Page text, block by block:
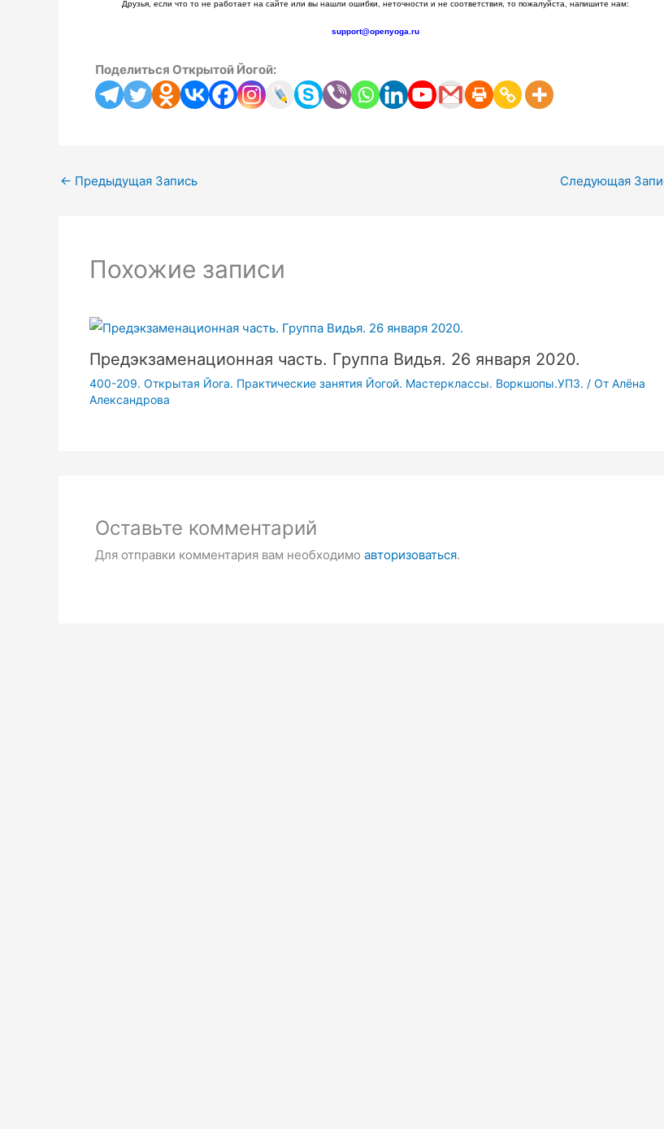
Друзья, если что то не работает на сайте или вы нашли ошибки, неточности и не соответствия, то пожалуйста, напишите нам:
support@openyoga.ru
Поделиться Открытой Йогой:
← Предыдущая Запись Следующая
Похожие записи
Предэкзаменационная часть. Группа Видья. 26 января 2020.
400-209. Открытая Йога. Практические занятия Йогой. Мастерклассы. Воркшопы.УПЗ. / От Алёна
Александрова
Оставьте комментарий
Для отправки комментария вам необходимо авторизоваться.